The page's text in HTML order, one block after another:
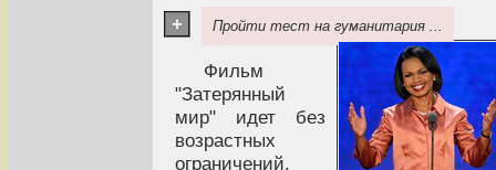
+
Пройти тест на гуманитария ...
Фильм
"Затерянный
мир" идет без
возрастных
ограничений.